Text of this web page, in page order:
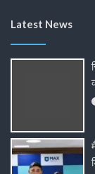
Latest News